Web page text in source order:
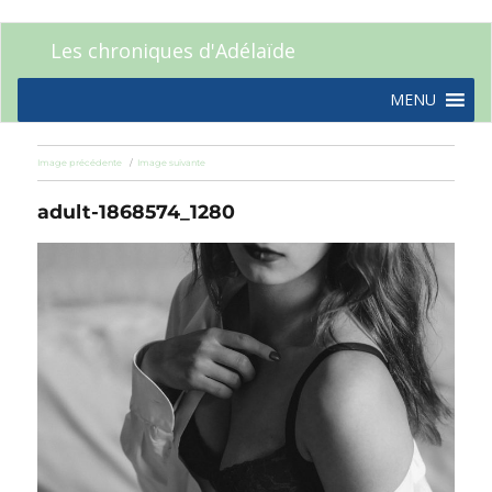
Les chroniques d'Adélaïde
MENU
Image précédente Image suivante
adult-1868574_1280